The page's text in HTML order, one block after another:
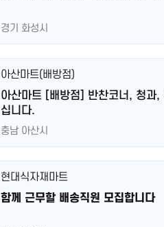
경기 화성시
아산마트(배방점)
아산마트 [배방점] 반찬코너, 청과
십니다.
충남 아산시
현대식자재마트
함께 근무할 배송직원 모집합니다